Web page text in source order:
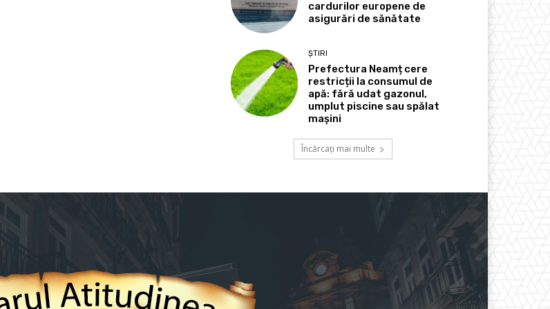
cardurilor europene de
asigurări de sănătate
ȘTIRI
Prefectura Neamț cere
restricții la consumul de
apă: fără udat gazonul,
umplut piscine sau spălat
mașini
Încărcați mai multe